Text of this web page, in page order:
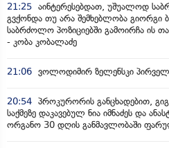
21:25 აინტერესებდათ, უშუალოდ
გვქონდა თუ არა შემხებლობა გიორგი
საბრძოლო პოზიციებში გამოირჩა ის
- კობა კობალაძე
21:06 ვოლოდიმირ ზელენსკი
20:54 პროკურორის განცხადებით,
საქმეზე დაკავებულ ნია იმნაძეს და
ორგანო 30 დღის განმავლობაში